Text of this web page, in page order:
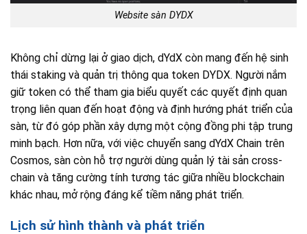
Website sàn DYDX
Không chỉ dừng lại ở giao dịch, dYdX còn mang đến hệ sinh
thái staking và quản trị thông qua token DYDX. Người nắm
giữ token có thể tham gia biểu quyết các quyết định quan
trọng liên quan đến hoạt động và định hướng phát triển của
sàn, từ đó góp phần xây dựng một cộng đồng phi tập trung
minh bạch. Hơn nữa, với việc chuyển sang dYdX Chain trên
Cosmos, sàn còn hỗ trợ người dùng quản lý tài sản cross-
chain và tăng cường tính tương tác giữa nhiều blockchain
khác nhau, mở rộng đáng kể tiềm năng phát triển.
Lịch sử hình thành và phát triển